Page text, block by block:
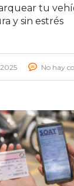
tu
y sin estrés
No hay